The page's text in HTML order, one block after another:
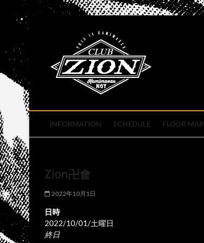
content
INFORMATION SCHEDULE FLOOR MAP
Zion卍會
2022年10月1日
日時
2022/10/01/土曜日
終日